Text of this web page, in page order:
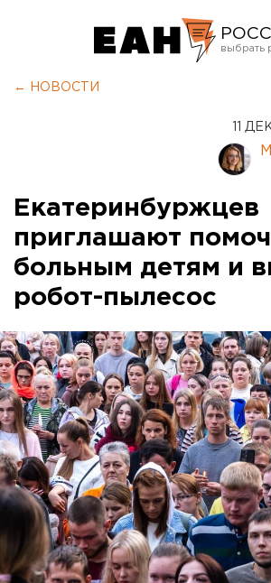
← НОВОСТИ
11
Екатеринбуржцев
приглашают
больным детям и
робот-пылесос